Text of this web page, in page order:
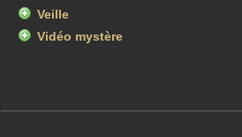
Veille
Vidéo mystère